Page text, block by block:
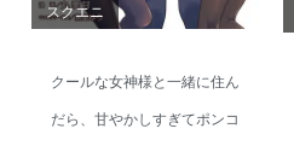
スクエニ
クールな女神様と一緒に住ん
だら、甘やかしすぎてポンコ